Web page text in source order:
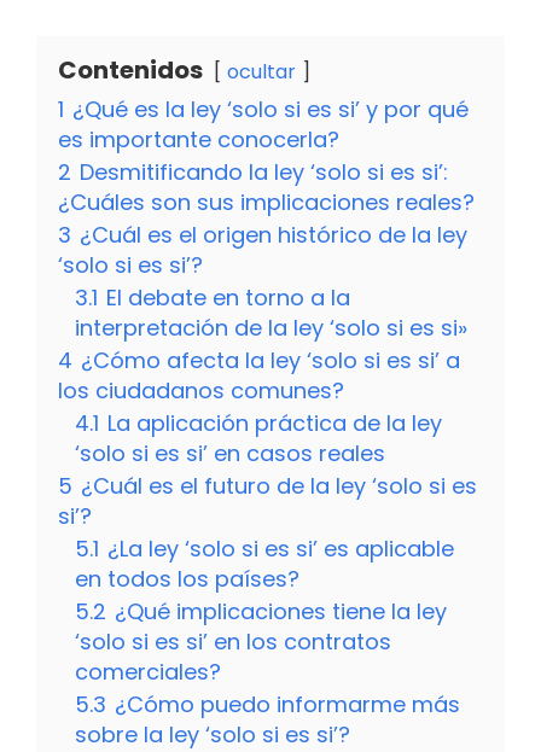
Contenidos ocultar
1 ¿Qué es la ley ‘solo si es si’ y por qué
es importante conocerla?
2 Desmitificando la ley ‘solo si es si’:
¿Cuáles son sus implicaciones reales?
3 ¿Cuál es el origen histórico de la ley
‘solo si es si’?
3.1 El debate en torno a la
interpretación de la ley ‘solo si es si»
4 ¿Cómo afecta la ley ‘solo si es si’ a
los ciudadanos comunes?
4.1 La aplicación práctica de la ley
‘solo si es si’ en casos reales
5 ¿Cuál es el futuro de la ley ‘solo si es
si’?
5.1 ¿La ley ‘solo si es si’ es aplicable
en todos los países?
5.2 ¿Qué implicaciones tiene la ley
‘solo si es si’ en los contratos
comerciales?
5.3 ¿Cómo puedo informarme más
sobre la ley ‘solo si es si’?